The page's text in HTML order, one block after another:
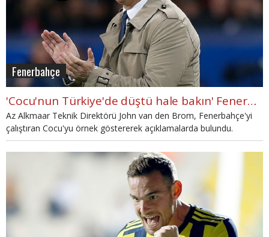
Fenerbahçe
'Cocu'nun Türkiye'de düştü hale bakın' Fenerbahçe'ye!
Az Alkmaar Teknik Direktörü John van den Brom, Fenerbahçe'yi
çalıştıran Cocu'yu örnek göstererek açıklamalarda bulundu.